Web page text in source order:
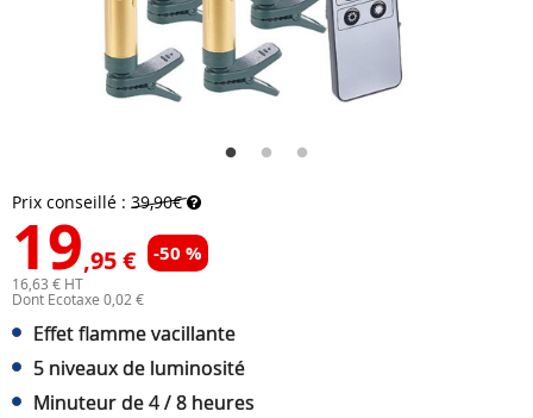
Prix conseillé : 39,90€
19,95 € -50 %
16,63 € HT
Dont Ecotaxe 0,02 €
Effet flamme vacillante
5 niveaux de luminosité
Minuteur de 4 / 8 heures